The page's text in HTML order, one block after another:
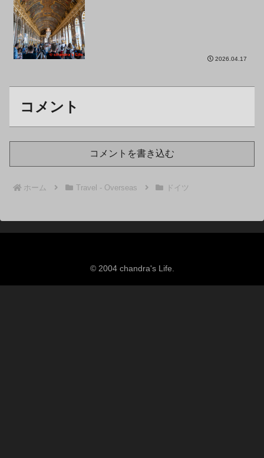
2026.04.17
コメント
コメントを書き込む
ホーム Travel - Overseas ドイツ
© 2004 chandra's Life.